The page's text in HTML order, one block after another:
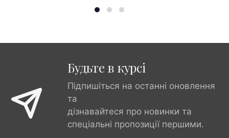
Будьте в курсі
Підпишіться на останні оновлення
та
дізнавайтеся про новинки та
спеціальні пропозиції першими.